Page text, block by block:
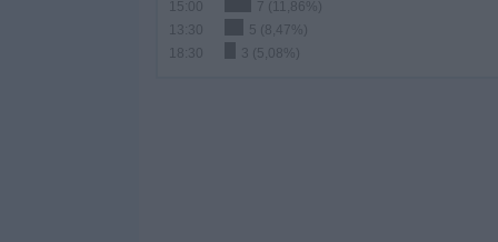
15:00
7 (11,86%)
13:30
5 (8,47%)
18:30
3 (5,08%)